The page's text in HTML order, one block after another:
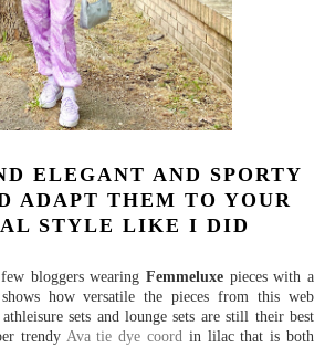
ELEGANT AND SPORTY
ADAPT THEM TO YOUR
STYLE LIKE I DID
bloggers wearing Femmeluxepieces with a
how versatile the pieces from this web
sets and lounge sets are still their best
trendy Ava tie dye coord in lilac that is both